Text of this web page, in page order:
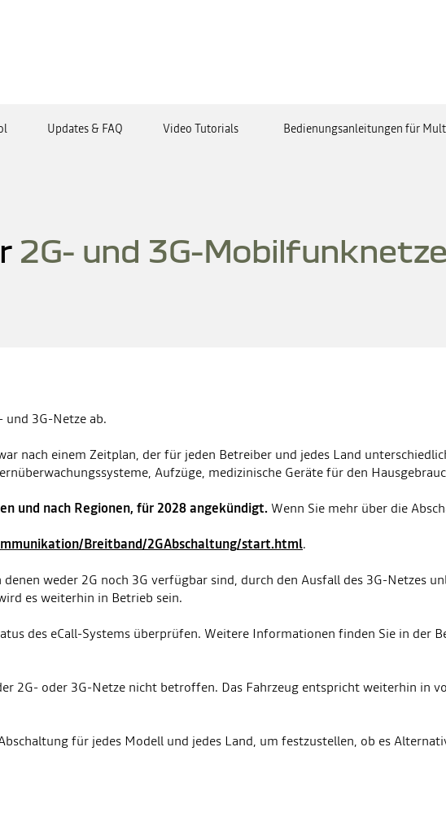
Updates & FAQ Video Tutorials Bedienungsanleitungen für
2G- und 3G-Mobilfunknetze
3G-Netze ab.
nach einem Zeitplan, der für jeden Betreiber und jedes Land
Aufzüge, medizinische Geräte für den
und nach Regionen, für 2028 angekündigt. Wenn Sie mehr über die
Breitband/2GAbschaltung/start.html.
weder 2G noch 3G verfügbar sind, durch den Ausfall des 3G-Netzes
es weiterhin in Betrieb sein.
des eCall-Systems überprüfen. Weitere Informationen finden Sie in der
2G- oder 3G-Netze nicht betroffen. Das Fahrzeug entspricht weiterhin in
für jedes Modell und jedes Land, um festzustellen, ob es